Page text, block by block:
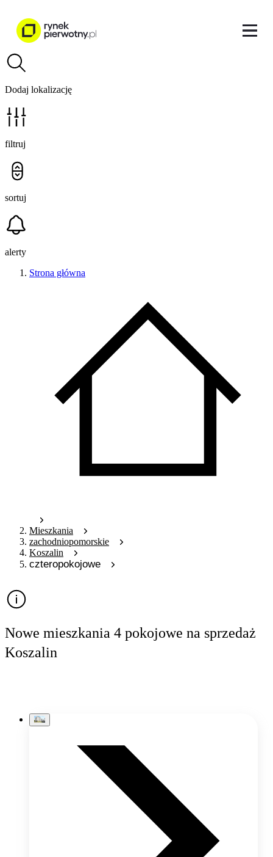
Dodaj lokalizację
filtruj
sortuj
alerty
Strona główna
Mieszkania
zachodniopomorskie
Koszalin
czteropokojowe
Nowe mieszkania 4 pokojowe na sprzedaż
Koszalin